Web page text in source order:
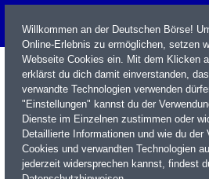
Name / WKN / ISIN / Kürzel
Willkommen an der Deutschen Börse!
Online-Erlebnis zu ermöglichen, setzen
Webseite Cookies ein. Mit dem Klicken
erklärst du dich damit einverstanden,
verwandte Technologien verwenden
"Einstellungen" kannst du der
Dienste im Einzelnen zustimmen oder
Detaillierte Informationen und wie du der
Cookies und verwandten Technologien
jederzeit widersprechen kannst, findest